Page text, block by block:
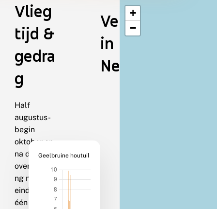
Vlieg
tijd &
gedra
g
Half
augustus-
begin
oktober en
na de
overwinteri
ng maart-
eind april in
één
Geelbruine houtuil
Verspreiding
in
Nederland
+
−